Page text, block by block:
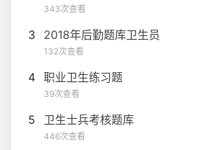
343次查看
3 2018年后勤题库卫生员
132次查看
4 职业卫生练习题
39次查看
5 卫生士兵考核题库
446次查看